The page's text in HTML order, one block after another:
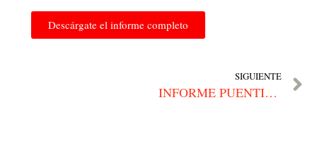
Descárgate el informe completo
SIGUIENTE
INFORME PUENTIA | Lo que nos cuentan las marcas